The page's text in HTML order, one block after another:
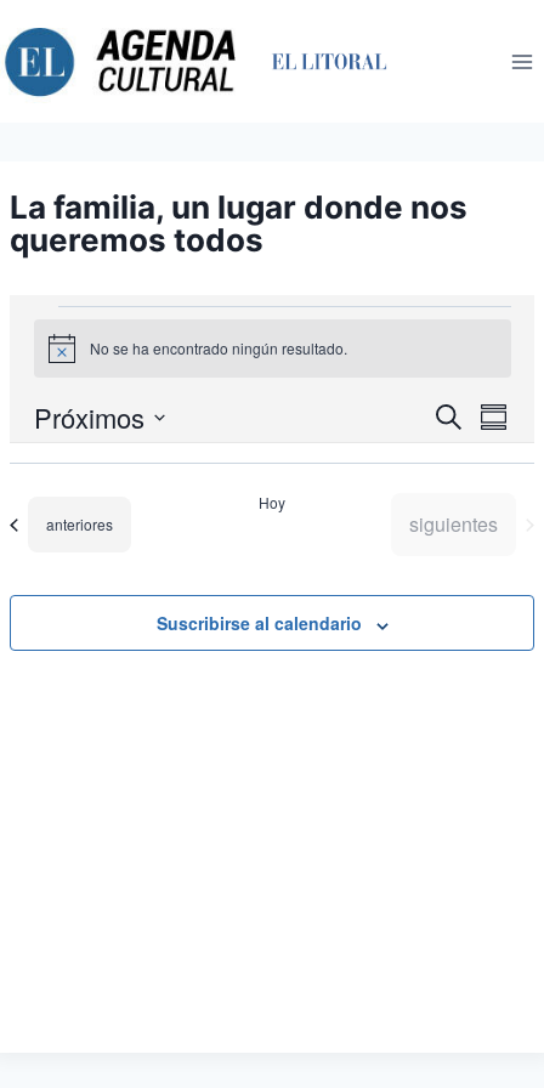
al
contenido
La familia, un lugar donde nos
queremos todos
Aviso No se ha encontrado ningún resultado.
de
búsqueda
vistas
de
Buscar
de
Próximos
Eventos
anteriores
Hoy
Eventos
siguientes
Suscribirse al calendario